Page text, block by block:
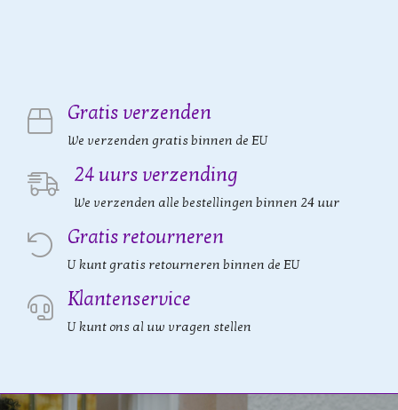
Gratis verzenden
We verzenden gratis binnen de EU
24 uurs verzending
We verzenden alle bestellingen binnen 24 uur
Gratis retourneren
U kunt gratis retourneren binnen de EU
Klantenservice
U kunt ons al uw vragen stellen